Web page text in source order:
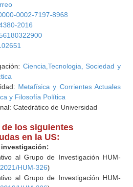
0002-7197-8968
2016
Ciencia,Tecnologia, Sociedad y
Metafísica y Corrientes Actuales
y Filosofía Política
Catedrático de Universidad
de los siguientes
en la US:
investigación:
al Grupo de Investigación HUM-
2021/HUM-326)
al Grupo de Investigación HUM-